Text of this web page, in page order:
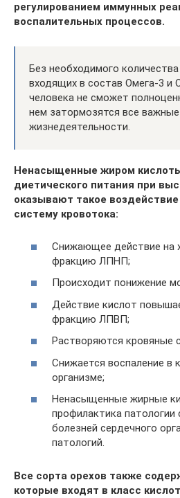
регулированием иммунных
воспалительных процессов.
Без необходимого
входящих в состав Омега-3 и
человека не сможет
нем затормозятся все
жизнедеятельности.
Ненасыщенные жиром
диетического питания при
оказывают такое
систему кровотока:
Снижающее действие на
фракцию ЛПНП;
Происходит понижение
Действие кислот
фракцию ЛПВП;
Растворяются кровяные
Снижается воспаление в
организме;
Ненасыщенные жирные
профилактика патологии
болезней сердечного
патологий.
Все сорта орехов также
которые входят в класс